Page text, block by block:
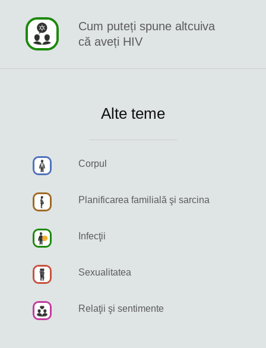
Cum puteți spune altcuiva
că aveți HIV
Alte teme
Corpul
Planificarea familială şi sarcina
Infecţii
Sexualitatea
Relaţii şi sentimente